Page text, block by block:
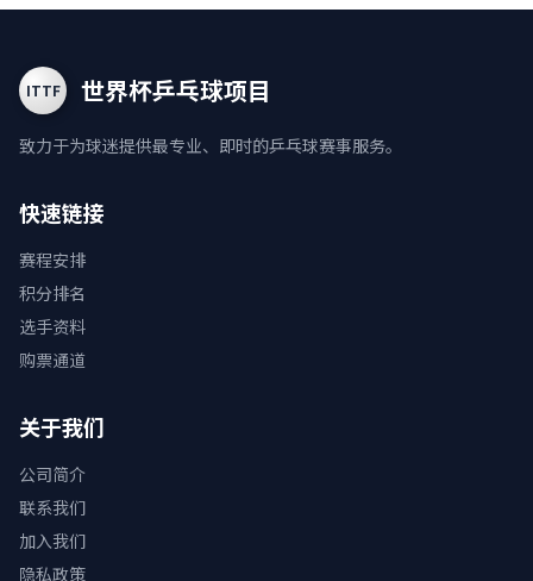
ITTF 世界杯乒乓球项目
致力于为球迷提供最专业、即时的乒乓球赛事服务。
快速链接
赛程安排
积分排名
选手资料
购票通道
关于我们
公司简介
联系我们
加入我们
隐私政策